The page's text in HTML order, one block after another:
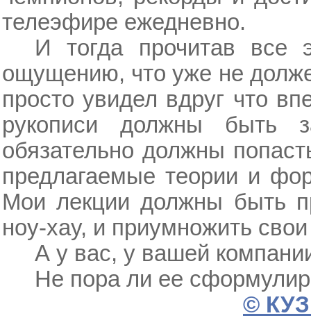
телеэфире ежедневно.
И тогда прочитав все
ощущению, что уже не
просто увидел вдруг что
рукописи должны быть
обязательно должны
предлагаемые теории и
Мои лекции должны быть
ноу-хау, и приумножить
А у вас, у вашей
Не пора ли ее
©